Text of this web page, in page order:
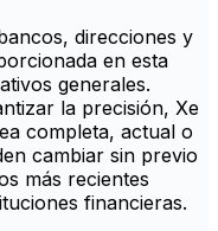
direcciones y
en esta
generales.
la precisión, Xe
completa, actual o
cambiar sin previo
más recientes
financieras.